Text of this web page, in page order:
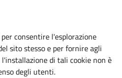
consentire l'esplorazione
sito stesso e per fornire agli
di tali cookie non è
degli utenti.